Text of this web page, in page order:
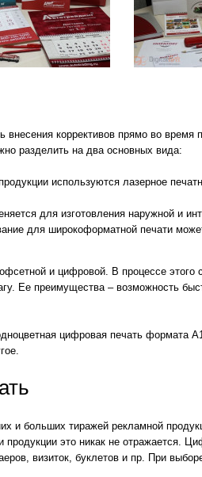
коррективов прямо во время
разделить на два основных вида:
используются лазерное
для изготовления наружной и
для широкоформатной печати
и цифровой. В процессе этого
Ее преимущества – возможность
цифровая печать формата
и больших тиражей рекламной
это никак не отражается.
визиток, буклетов и пр. При